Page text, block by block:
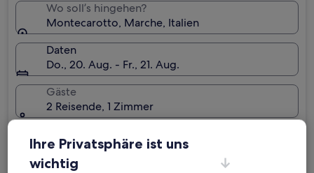
Wo soll’s hingehen?
Montecarotto, Marche, Italien
Daten
Do., 20. Aug. - Fr., 21. Aug.
Gäste
2 Reisende, 1 Zimmer
Ihre Privatsphäre ist uns
wichtig